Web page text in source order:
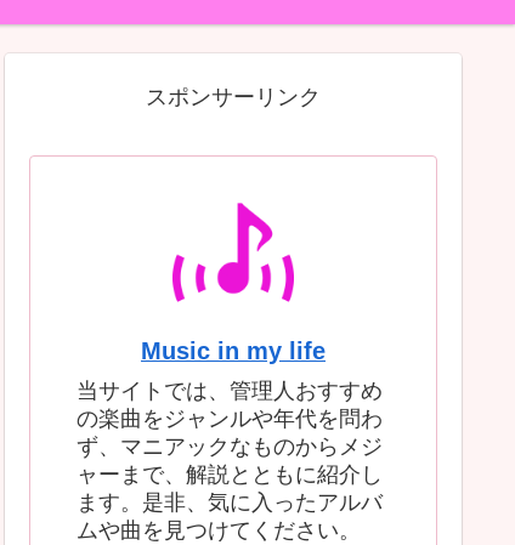
スポンサーリンク
Music in my life
当サイトでは、管理人おすすめ
の楽曲をジャンルや年代を問わ
ず、マニアックなものからメジ
ャーまで、解説とともに紹介し
ます。是非、気に入ったアルバ
ムや曲を見つけてください。